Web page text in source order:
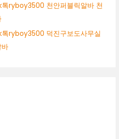
ryboy3500 천안퍼블릭알바 천
ryboy3500 덕진구보도사무실